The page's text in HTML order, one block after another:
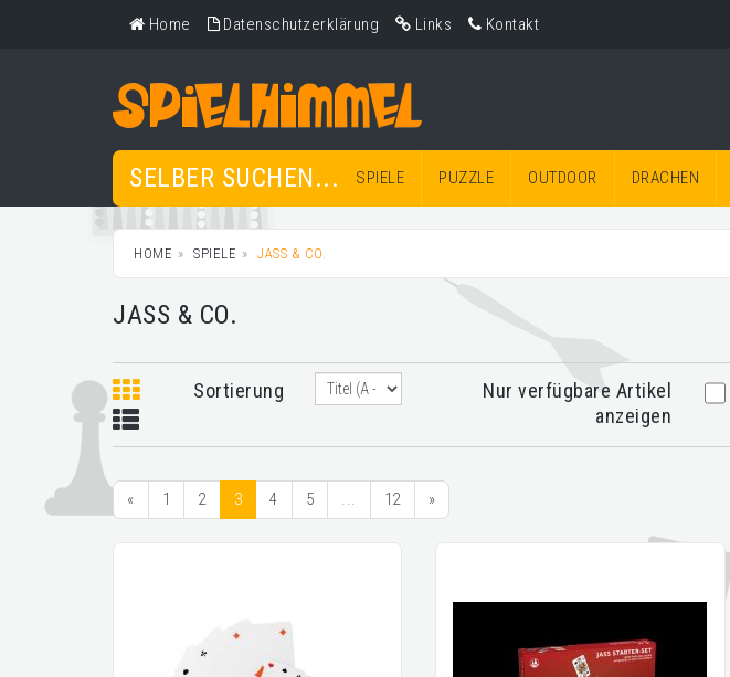
Home Datenschutzerklärung Links Kontakt
SELBER SUCHEN... SPIELE PUZZLE OUTDOOR DRACHEN
HOME SPIELE JASS & CO.
JASS & CO.
Sortierung
Nur verfügbare Artikel
anzeigen
« 1 2 3 4 5 ... 12 »